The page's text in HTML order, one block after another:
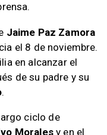
Jaime Paz Zamora
el 8 de noviembre.
en alcanzar el
de su padre y su
.
ciclo de
Moralesy en el